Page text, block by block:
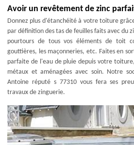
Avoir un revêtement de zinc
Donnez plus d'étanchéité à votre toiture
par définition des tas de feuilles faits avec du
pourtours de tous vos éléments de toit
gouttières, les maçonneries, etc. Faites en
parfaite de l'eau de pluie depuis votre
métaux et aménagées avec soin. Notre
Antoine réputé s 77310 vous fera ses
travaux de zinguerie.